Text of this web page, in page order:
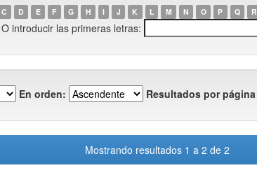
C D E F G H I J K L M N O P Q R
O introducir las primeras letras:
En orden: Resultados por página
Mostrando resultados 1 a 2 de 2